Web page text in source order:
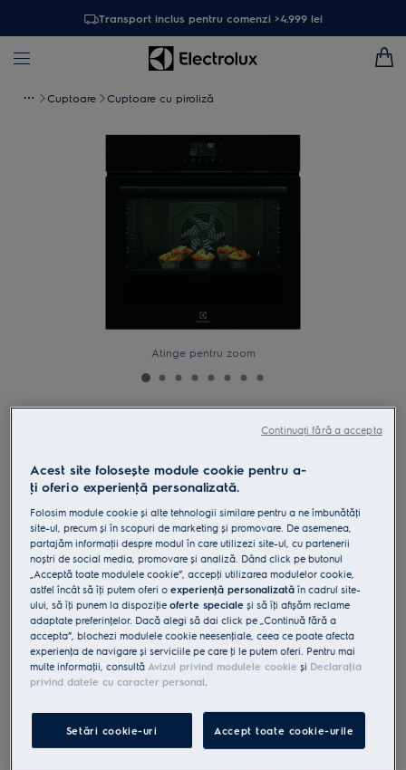
Transport inclus pentru comenzi >4.999 lei
Cuptoare Cuptoare cu piroliză
Atinge pentru zoom
pirolitica A++ 72 litri Negru
5 (3)
Fișa cu informaţii despre produs
Beneficii
SteamBake folosește abur pentru a da preparatelor coapte cruste
crocante.
Ecran LED – setezi durata și temperatura și selectezi din preparatele
presetate.
Curățare pirolitică. Un sistem de autocurățare cu mai puțin efort.
Poți simți și auzi calitatea cu ușa cu închidere lentă.
Instrucţiunile de siguranţă și avertismentele de siguranţă
conform regulamentului UE 2023/988 sunt enumerate în
Acest site folosește module cookie pentru a-
ţi oferi o experienţă personalizată.
Folosim module cookie și alte tehnologii similare pentru a ne îmbunătăţi
site-ul, precum și în scopuri de marketing și promovare. De asemenea,
partajăm informaţii despre modul în care utilizezi site-ul, cu partenerii
noștri de social media, promovare și analiză. Dând click pe butonul
„Acceptă toate modulele cookie”, accepţi utilizarea modulelor cookie,
astfel încât să îţi putem oferi oexperienţă personalizată în cadrul site-
ului, să îţi punem la dispoziţieoferte speciale și să îţi afișăm reclame
adaptate preferinţelor. Dacă alegi să dai click pe „Continuă fără a
accepta”, blochezi modulele cookie neesenţiale, ceea ce poate afecta
experienţa de navigare și serviciile pe care ţi le putem oferi. Pentru mai
multe informaţii, consultă Avizul privind modulele cookie și Declaraţia
privind datele cu caracter personal.
Setări cookie-uri Accept toate cookie-urile
Continuați fără a accepta